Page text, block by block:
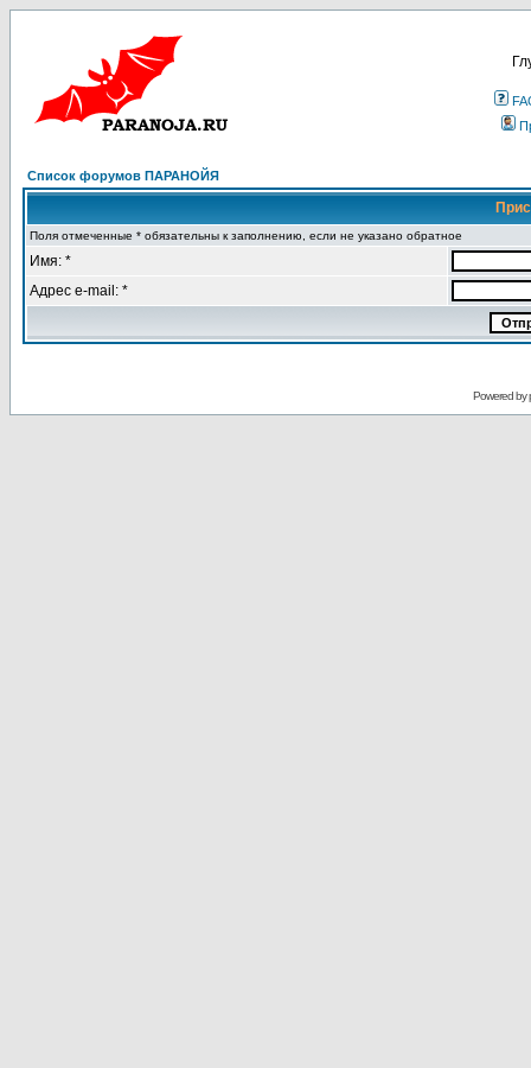
Список форумов ПАРАНОЙЯ
Поля отмеченные * обязательны к заполнению, если не указано обратное
Имя: *
Адрес e-mail: *
Powered by